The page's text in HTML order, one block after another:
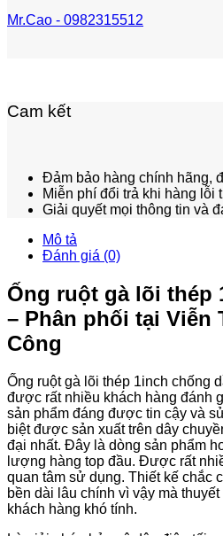
Mr.Cao - 0982315512
Cam kết
Đảm bảo hàng chính hãng,
Miễn phí đổi trả khi hàng lỗi
Giải quyết mọi thông tin và
Mô tả
Đánh giá (0)
Ống ruột gà lõi thép
– Phân phối tại Viễn
Công
Ống ruột gà lõi thép 1inch chống
được rất nhiều khách hàng đánh
sản phẩm đáng được tin cậy và
biệt được sản xuất trên dây
đại nhất. Đây là dòng sản phẩm
lượng hàng top đầu. Được rất
quan tâm sử dụng. Thiết kế chắc
bền dài lâu chính vì vậy mà
khách hàng khó tính.